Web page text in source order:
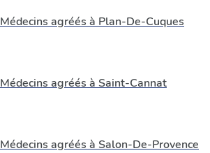
Médecins agréés à Plan-De-Cuques
Médecins agréés à Saint-Cannat
Médecins agréés à Salon-De-Provence